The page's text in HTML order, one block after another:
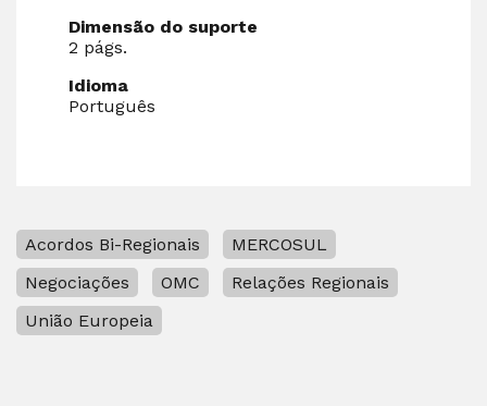
Dimensão do suporte
2 págs.
Idioma
Português
Acordos Bi-Regionais
MERCOSUL
Negociações
OMC
Relações Regionais
União Europeia